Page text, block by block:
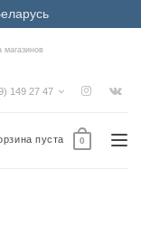
магазинов
149 27 47
0
пуста